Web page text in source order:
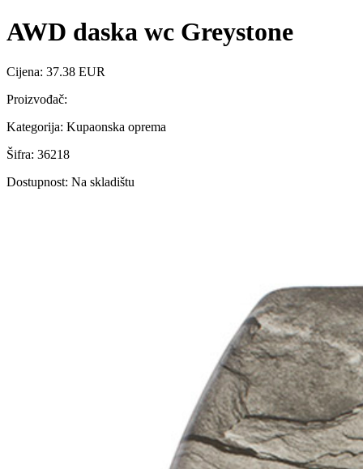
AWD daska wc Greystone
Cijena: 37.38 EUR
Proizvođač:
Kategorija: Kupaonska oprema
Šifra: 36218
Dostupnost: Na skladištu